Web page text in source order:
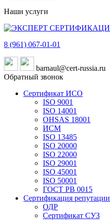
Наши услуги
8 (961) 067-01-01
barnaul@cert-russia.ru
Обратный звонок
Сертификат ИСО
ISO 9001
ISO 14001
OHSAS 18001
ИСМ
ISO 13485
ISO 20000
ISO 22000
ISO 29001
ISO 45001
ISO 50001
ГОСТ РВ 0015
Сертификация репутации
ОДР
Сертификат СУЗ